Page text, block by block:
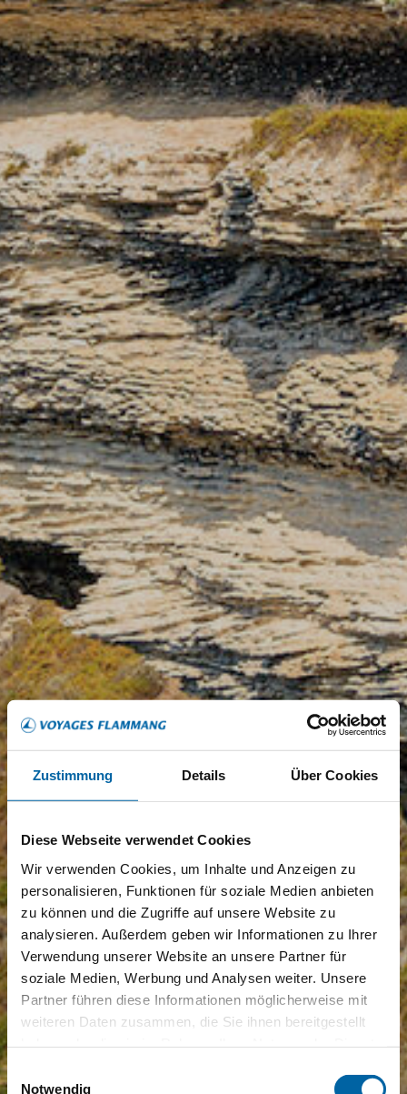
Zustimmung Details Über Cookies
Diese Webseite verwendet Cookies
Wir verwenden Cookies, um Inhalte und Anzeigen zu
personalisieren, Funktionen für soziale Medien anbieten
zu können und die Zugriffe auf unsere Website zu
analysieren. Außerdem geben wir Informationen zu Ihrer
Verwendung unserer Website an unsere Partner für
soziale Medien, Werbung und Analysen weiter. Unsere
Partner führen diese Informationen möglicherweise mit
weiteren Daten zusammen, die Sie ihnen bereitgestellt
Einwilligungsauswahl
Notwendig